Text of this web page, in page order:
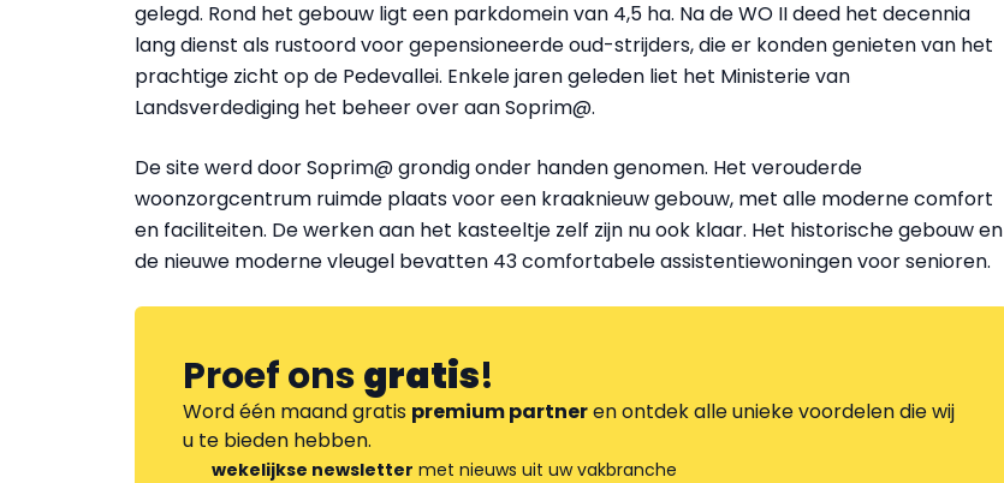
gelegd. Rond het gebouw ligt een parkdomein van 4,5 ha. Na de WO II deed het decennia
lang dienst als rustoord voor gepensioneerde oud-strijders, die er konden genieten van het
prachtige zicht op de Pedevallei. Enkele jaren geleden liet het Ministerie van
Landsverdediging het beheer over aan Soprim@.
De site werd door Soprim@ grondig onder handen genomen. Het verouderde
woonzorgcentrum ruimde plaats voor een kraaknieuw gebouw, met alle moderne comfort
en faciliteiten. De werken aan het kasteeltje zelf zijn nu ook klaar. Het historische gebouw en
de nieuwe moderne vleugel bevatten 43 comfortabele assistentiewoningen voor senioren.
Proef onsgratis!
Word één maand gratis premium partneren ontdek alle unieke voordelen die wij
u te bieden hebben.
wekelijkse newsletter met nieuws uit uw vakbranche